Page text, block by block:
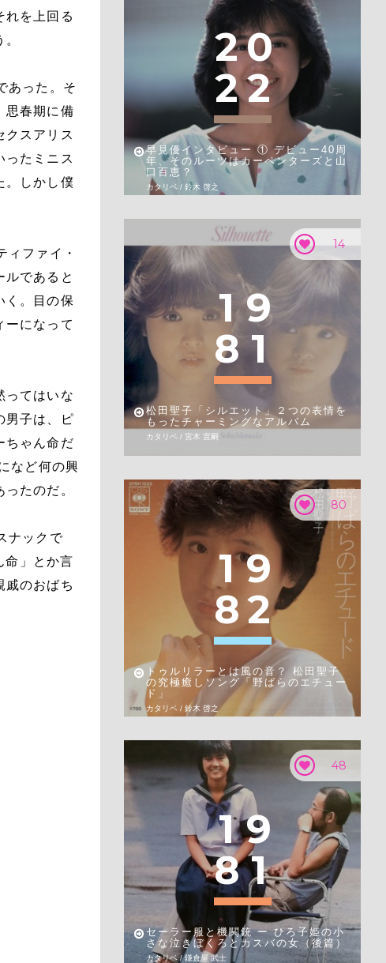
れを上回る
あった。そ
思春期に備
クスアリス
ったミニス
。しかし僕
ィファイ・
ルであると
く。目の保
ーになって
ってはいな
男子は、ピ
ちゃん命だ
など何の興
たのだ。
ナックで
命」とか言
戚のおばち
20
22
早見優インタビュー ① デビュー40周
年、そのルーツはカーペンターズと山
口百恵？
カタリベ / 鈴木 啓之
14
1 9
8 1
松田聖子「シルエット」２つの表情を
もったチャーミングなアルバム
カタリベ / 宮木 宣嗣
80
1 9
82
トゥルリラーとは風の音？ 松田聖子
の究極癒しソング「野ばらのエチュー
ド」
カタリベ / 鈴木 啓之
48
1 9
8 1
セーラー服と機関銃 ー ひろ子姫の小
さな泣きぼくろとカスバの女（後篇）
カタリベ / 鎌倉屋 武士